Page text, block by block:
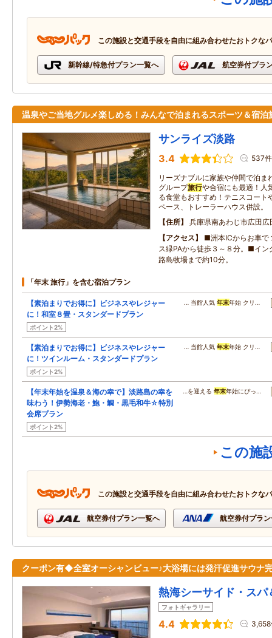
この施設と交通手段を自由に組み合わせたおトクな
新幹線/特急付プラン一覧へ 航空券付プラ
温泉やご当地グルメ楽しめる！みんなで泊まれるスポーツ＆宿泊
サンライズ淡路
3.4 537件
リーズナブルに家族や仲間で泊ま
グループ旅行や合宿にも最適！人
る食堂もおすすめ！テニスコート
ペース、トレーラーハウス併設。
住所
兵庫県南あわじ市広田
アクセス
■洲本ICからお車
ス緑PAから徒歩３～８分。■イン
路島牧場まで約10分。
「年末 旅行」を含む宿泊プラン
【素泊まりでお得に】ビジネスやレジャー
に！和室８畳・スタンダードプラン
ポイント2%
… 当館人気年末年始 クリ…
【素泊まりでお得に】ビジネスやレジャー
に！ツインルーム・スタンダードプラン
ポイント2%
… 当館人気年末年始 クリ…
【年末年始を温泉＆海の幸で】淡路島の幸を
味わう！伊勢海老・鮑・鯛・黒毛和牛☆特別
会席プラン
ポイント2%
…を迎える年末年始にぴっ…
この施
この施設と交通手段を自由に組み合わせたおトクな
航空券付プラン一覧へ 航空券付プラ
クーポン有◆全室オーシャンビュー♪大浴場には発汗促進サウナ
熱海シーサイド・スパ
フォトギャラリー
4.4